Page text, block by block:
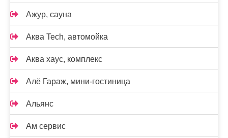
Ажур, сауна
Аква Tech, автомойка
Аква хаус, комплекс
Алё Гараж, мини-гостиница
Альянс
Ам сервис